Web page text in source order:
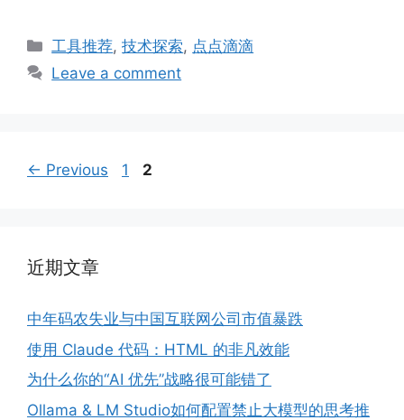
Categories
工具推荐,技术探索, 点点滴滴
Leave a comment
← Previous Page
1 Page
2
近期文章
中年码农失业与中国互联网公司市值暴跌
使用 Claude 代码：HTML 的非凡效能
为什么你的“AI 优先”战略很可能错了
Ollama & LM Studio如何配置禁止大模型的思考推